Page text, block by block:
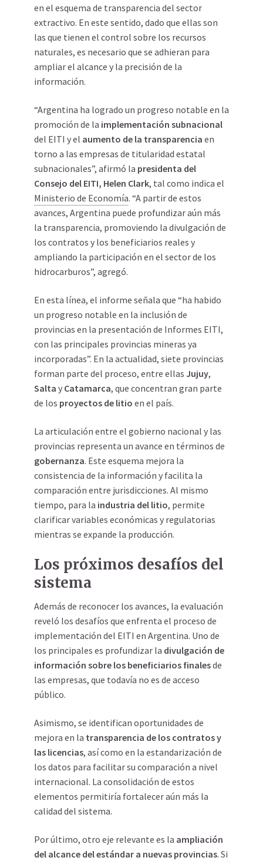
en el esquema de transparencia del sector
extractivo. En este sentido, dado que ellas son
las que tienen el control sobre los recursos
naturales, es necesario que se adhieran para
ampliar el alcance y la precisión de la
información.
“Argentina ha logrado un progreso notable en la
promoción de la implementación subnacional
del EITI y el aumento de la transparencia en
torno a las empresas de titularidad estatal
subnacionales”, afirmó la presidenta del
Consejo del EITI, Helen Clark, tal como indica el
Ministerio de Economía. “A partir de estos
avances, Argentina puede profundizar aún más
la transparencia, promoviendo la divulgación de
los contratos y los beneficiarios reales y
ampliando la participación en el sector de los
hidrocarburos”, agregó.
En esta línea, el informe señala que “ha habido
un progreso notable en la inclusión de
provincias en la presentación de Informes EITI,
con las principales provincias mineras ya
incorporadas”. En la actualidad, siete provincias
forman parte del proceso, entre ellas Jujuy,
Salta y Catamarca, que concentran gran parte
de los proyectos de litio en el país.
La articulación entre el gobierno nacional y las
provincias representa un avance en términos de
gobernanza. Este esquema mejora la
consistencia de la información y facilita la
comparación entre jurisdicciones. Al mismo
tiempo, para la industria del litio, permite
clarificar variables económicas y regulatorias
mientras se expande la producción.
Los próximos desafíos del
sistema
Además de reconocer los avances, la evaluación
reveló los desafíos que enfrenta el proceso de
implementación del EITI en Argentina. Uno de
los principales es profundizar la divulgación de
información sobre los beneficiarios finalesde
las empresas, que todavía no es de acceso
público.
Asimismo, se identifican oportunidades de
mejora en la transparencia de los contratos y
las licencias, así como en la estandarización de
los datos para facilitar su comparación a nivel
internacional. La consolidación de estos
elementos permitiría fortalecer aún más la
calidad del sistema.
Por último, otro eje relevante es la ampliación
del alcance del estándar a nuevas provincias. Si